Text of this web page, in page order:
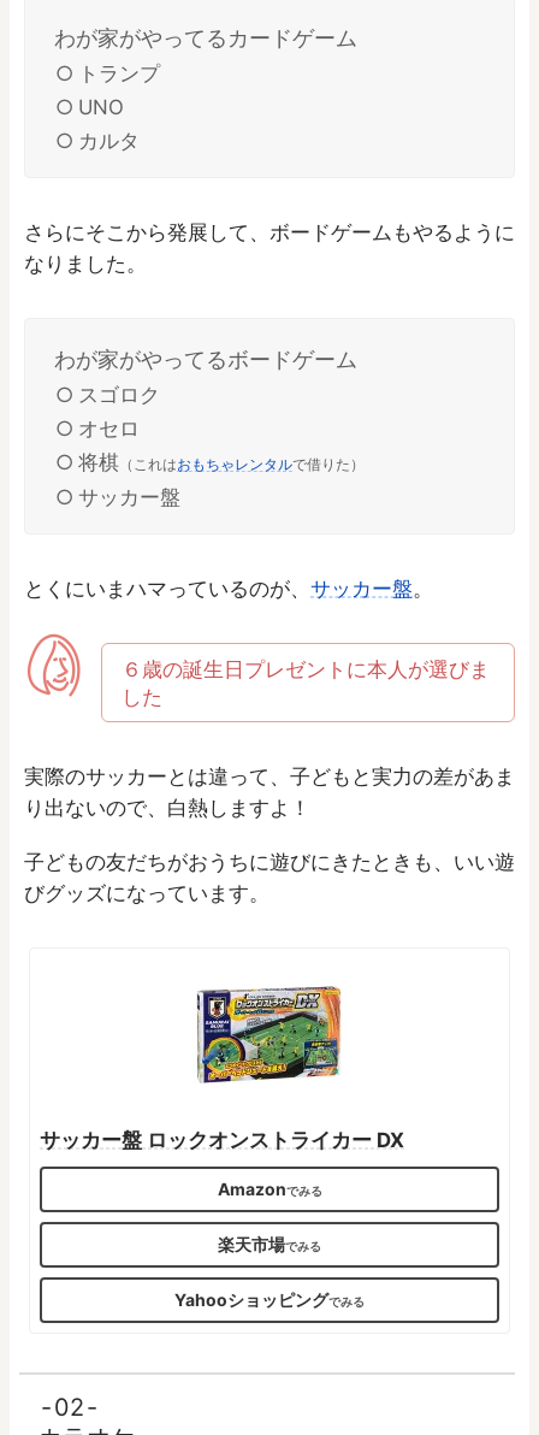
わが家がやってるカードゲーム
トランプ
UNO
カルタ
さらにそこから発展して、ボードゲームもやるように
なりました。
わが家がやってるボードゲーム
スゴロク
オセロ
将棋 （これはおもちゃレンタルで借りた）
サッカー盤
とくにいまハマっているのが、 サッカー盤。
６歳の誕生日プレゼントに本人が選びま
した
実際のサッカーとは違って、子どもと実力の差があま
り出ないので、白熱しますよ！
子どもの友だちがおうちに遊びにきたときも、いい遊
びグッズになっています。
サッカー盤 ロックオンストライカー DX
Amazon
楽天市場
Yahooショッピング
02